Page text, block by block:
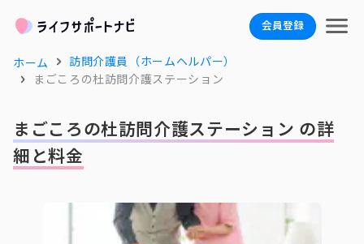
会員登録
ホーム
訪問介護員（ホームヘルパー）
まごころの杜訪問介護ステーション
まごころの杜訪問介護ステーション の詳
細と料金